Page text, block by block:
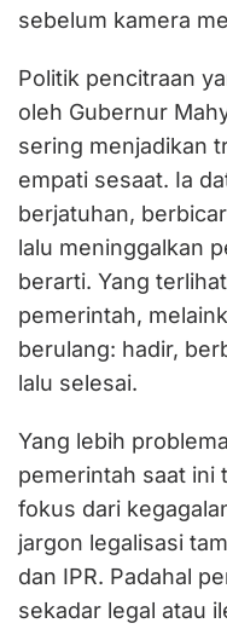
sebelum kamera
Politik pencitraan
oleh Gubernur
sering menjadikan
empati sesaat. Ia
berjatuhan,
lalu meninggalkan
berarti. Yang
pemerintah,
berulang: hadir,
lalu selesai.
Yang lebih
pemerintah saat ini
fokus dari
jargon legalisasi
dan IPR. Padahal
sekadar legal atau